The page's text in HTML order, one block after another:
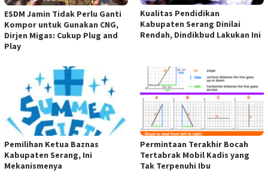
ESDM Jamin Tidak Perlu Ganti
Kompor untuk Gunakan CNG,
Dirjen Migas: Cukup Plug and
Play
Kualitas Pendidikan
Kabupaten Serang Dinilai
Rendah, Dindikbud Lakukan Ini
Pemilihan Ketua Baznas
Kabupaten Serang, Ini
Mekanismenya
Permintaan Terakhir Bocah
Tertabrak Mobil Kadis yang
Tak Terpenuhi Ibu